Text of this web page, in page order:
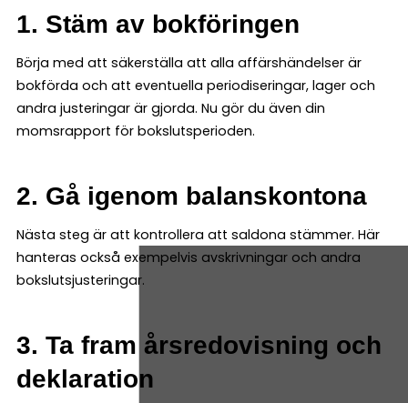
1. Stäm av bokföringen
Börja med att säkerställa att alla affärshändelser är
bokförda och att eventuella periodiseringar, lager och
andra justeringar är gjorda. Nu gör du även din
momsrapport för bokslutsperioden.
2. Gå igenom balanskontona
Nästa steg är att kontrollera att saldona stämmer. Här
hanteras också exempelvis avskrivningar och andra
bokslutsjusteringar.
3. Ta fram årsredovisning och
deklaration